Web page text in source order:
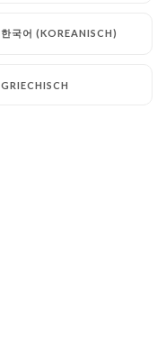
한국어 (KOREANISCH)
GRIECHISCH
한국어 (KOREANISCH)
GRIECHISCH